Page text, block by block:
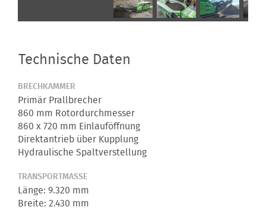
Technische Daten
BRECHKAMMER
Primär Prallbrecher
860 mm Rotordurchmesser
860 x 720 mm Einlauföffnung
Direktantrieb über Kupplung
Hydraulische Spaltverstellung
TRANSPORTMASSE
Länge: 9.320 mm
Breite: 2.430 mm